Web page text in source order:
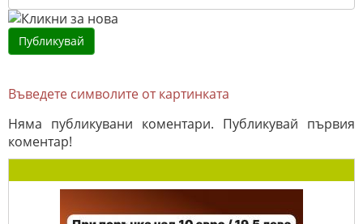
Въведете символите от картинката
Няма публикувани коментари. Публикувай първия
коментар!